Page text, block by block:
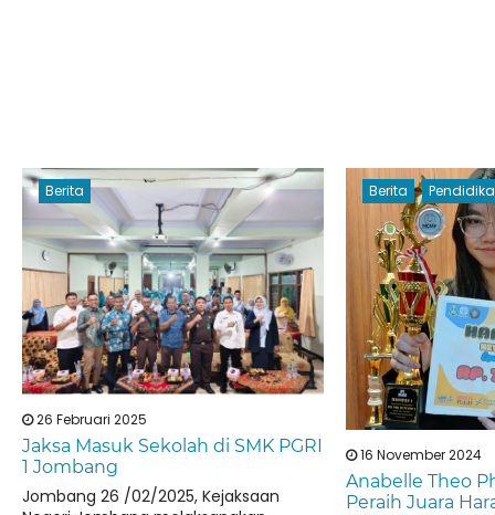
Berita
26 Februari 2025
Jaksa Masuk Sekolah di SMK PGRI
1 Jombang
Jombang 26 /02/2025, Kejaksaan
Berita
16 November 2024
Anabelle Theo
Peraih Juara